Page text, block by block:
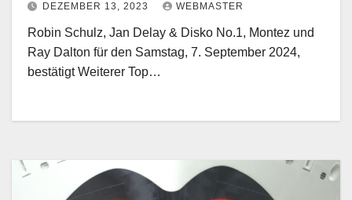
DEZEMBER 13, 2023 WEBMASTER
Robin Schulz, Jan Delay & Disko No.1, Montez und
Ray Dalton für den Samstag, 7. September 2024,
bestätigt Weiterer Top…